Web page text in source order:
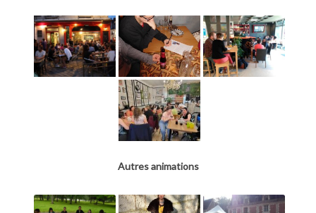
Autres animations